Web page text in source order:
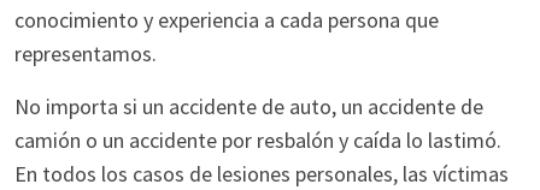
conocimiento y experiencia a cada persona que
representamos.
No importa si un accidente de auto, un accidente de
camión o un accidente por resbalón y caída lo lastimó.
En todos los casos de lesiones personales, las víctimas